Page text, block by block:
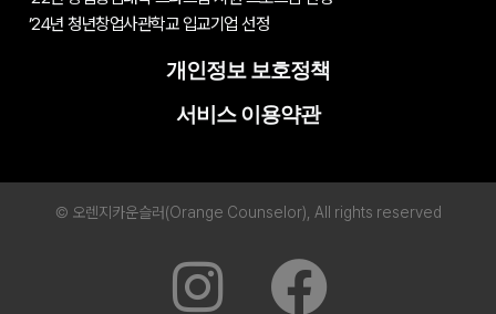
’24년 청년창업사관학교 입교기업 선정
개인정보 보호정책
서비스 이용약관
© 오렌지카운슬러(Orange Counselor), All rights reserved
I
F